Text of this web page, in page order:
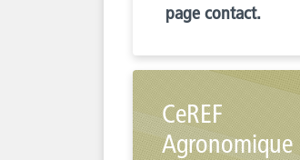
page contact.
CeREF
Agronomique